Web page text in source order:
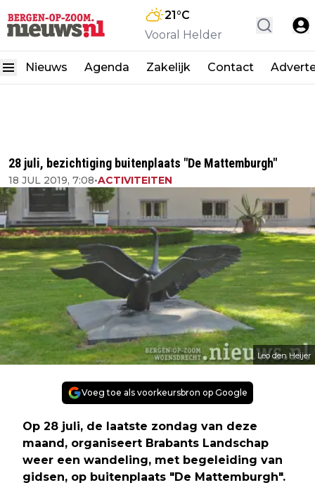
21°C
Vooral Helder
Nieuws Agenda Zakelijk Contact
28 juli, bezichtiging buitenplaats "De Mattemburgh"
18 JUL 2019, 7:08•ACTIVITEITEN
Leo den Heijer
Voeg toe als voorkeursbron op Google
Op 28 juli, de laatste zondag van deze
maand, organiseert Brabants Landschap
weer een wandeling, met begeleiding van
gidsen, op buitenplaats "De Mattemburgh".